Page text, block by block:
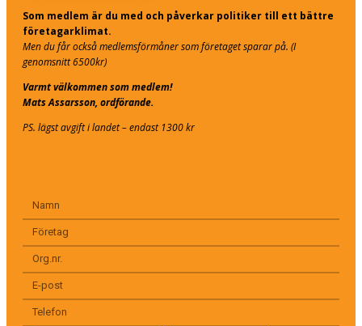
Som medlem är du med och påverkar politiker till ett bättre
företagarklimat.
Men du får också medlemsförmåner som företaget sparar på. (I
genomsnitt 6500kr)
Varmt välkommen som medlem!
Mats Assarsson, ordförande.
PS. lägst avgift i landet – endast 1300 kr